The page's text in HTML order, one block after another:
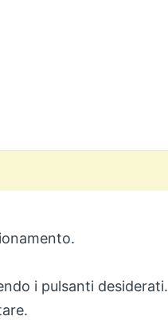
i pulsanti desiderati.